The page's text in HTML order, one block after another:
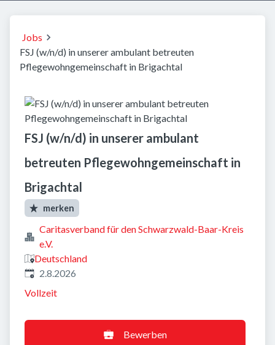
Jobs
FSJ (w/n/d) in unserer ambulant betreuten
Pflegewohngemeinschaft in Brigachtal
FSJ (w/n/d) in unserer ambulant
betreuten Pflegewohngemeinschaft in
Brigachtal
merken
Caritasverband für den Schwarzwald-Baar-Kreis
e.V.
Deutschland
Veröffentlicht
2.8.2026
Vollzeit
Bewerben